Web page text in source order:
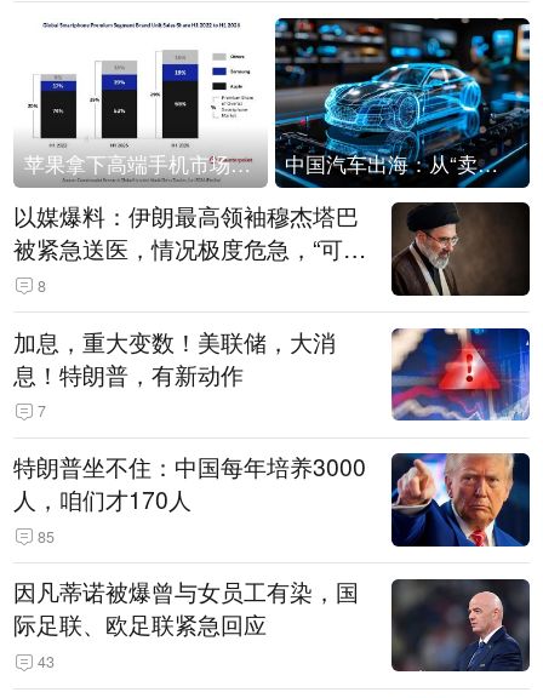
苹果拿下高端手机市场65%的份额：iPhone 17系列功不可没 中国汽车出海：从“卖出去”到“走进去”
以媒爆料：伊朗最高领袖穆杰塔巴
被紧急送医，情况极度危急，“可能
随时会死去”
8
加息，重大变数！美联储，大消
息！特朗普，有新动作
7
特朗普坐不住：中国每年培养3000
人，咱们才170人
85
因凡蒂诺被爆曾与女员工有染，国
际足联、欧足联紧急回应
43